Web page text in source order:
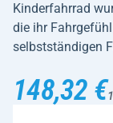
Kinderfahrrad
die ihr
selbstständigen
148,32 €